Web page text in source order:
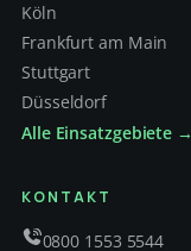
Köln
Frankfurt am Main
Stuttgart
Düsseldorf
Alle Einsatzgebiete →
KONTAKT
0800 1553 5544